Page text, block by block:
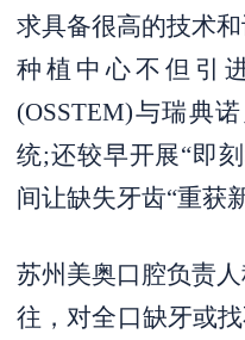
求具备很高的技术
种植中心不但引
(OSSTEM)与瑞典
统;还较早开展“即
间让缺失牙齿“重获
苏州美奥口腔负责
往，对全口缺牙或